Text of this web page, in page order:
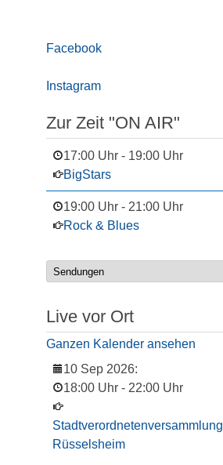
Facebook
Instagram
Zur Zeit "ON AIR"
17:00 Uhr - 19:00 Uhr
BigStars
19:00 Uhr - 21:00 Uhr
Rock & Blues
Live vor Ort
Ganzen Kalender ansehen
10 Sep 2026:
18:00 Uhr - 22:00 Uhr
Stadtverordnetenversammlung
Rüsselsheim